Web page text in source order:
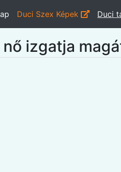
Duci Szex Képek Duci
izgatja